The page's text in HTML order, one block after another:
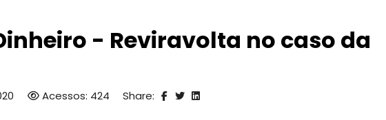
- Reviravolta no caso da
Acessos: 424 Share: